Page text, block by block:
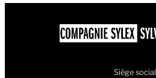
Siège social